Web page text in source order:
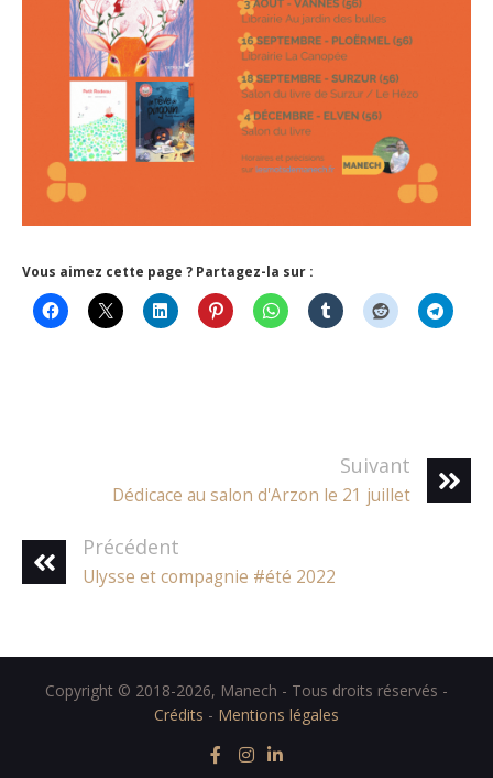
Vous aimez cette page ? Partagez-la sur :
Suivant
Dédicace au salon d'Arzon le 21 juillet
Précédent
Ulysse et compagnie #été 2022
Copyright © 2018-2026, Manech - Tous droits réservés -
Crédits - Mentions légales